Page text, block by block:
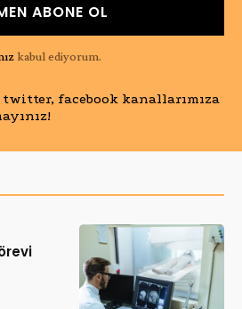
ABONE OL
kabul ediyorum.
facebook kanallarımıza